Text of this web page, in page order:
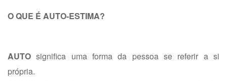
O QUE É AUTO-ESTIMA?
AUTO significa uma forma da pessoa se referir a si
própria.